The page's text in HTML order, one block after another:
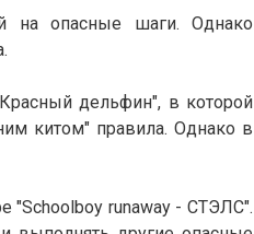
на опасные шаги. Однако
дельфин", в которой
китом" правила. Однако в
"Schoolboy runaway - СТЭЛС".